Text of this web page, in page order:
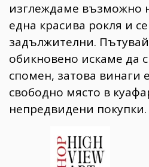
изглеждаме възможно
една красива рокля и
задължителни.
обикновено искаме да
спомен, затова винаги
свободно място в
непредвидени покупки.